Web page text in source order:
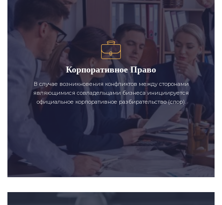
Корпоративное Право
В случае возникновения конфликтов между сторонами
являющимися совладельцами бизнеса инициируется
официальное корпоративное разбирательство (спор).